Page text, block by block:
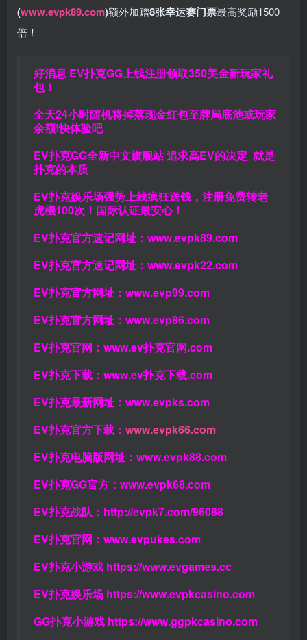
(www.evpk89.com)额外加赠8张幸运赛门票最高奖励1500
倍！
好消息 EV扑克GG上线注册领取350美金新玩家礼
包！
全天24小时随机将掉落现金红包至牌局底池或玩家
余额!快体验吧
EV扑克GG全新中文旗舰站追求高EV的决定 就是
扑克的本质
EV扑克娱乐场强势上线疯狂送钱，注册免费转老
虎機100次！国际认证最安心！
EV扑克官方速记网址： www.evpk89.com
EV扑克官方速记网址： www.evpk22.com
EV扑克官方网址： www.evp99.com
EV扑克官方网址： www.evp86.com
EV扑克官网： www.ev扑克官网.com
EV扑克下载： www.ev扑克下载.com
EV扑克最新网址： www.evpks.com
EV扑克官方下载： www.evpk66.com
EV扑克电脑版网址： www.evpk88.com
EV扑克GG官方： www.evpk68.com
EV扑克战队： http://evpk7.com/96088
EV扑克官网： www.evpukes.com
EV扑克小游戏 https://www.evgames.cc
EV扑克娱乐场 https://www.evpkcasino.com
GG扑克小游戏 https://www.ggpkcasino.com